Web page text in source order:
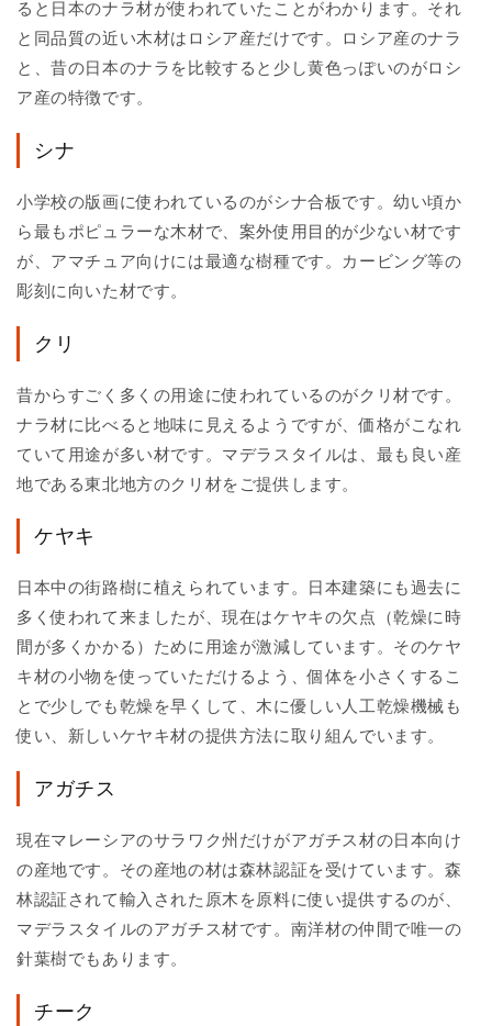
ると日本のナラ材が使われていたことがわかります。それ
と同品質の近い木材はロシア産だけです。ロシア産のナラ
と、昔の日本のナラを比較すると少し黄色っぽいのがロシ
ア産の特徴です。
シナ
小学校の版画に使われているのがシナ合板です。幼い頃か
ら最もポピュラーな木材で、案外使用目的が少ない材です
が、アマチュア向けには最適な樹種です。カービング等の
彫刻に向いた材です。
クリ
昔からすごく多くの用途に使われているのがクリ材です。
ナラ材に比べると地味に見えるようですが、価格がこなれ
ていて用途が多い材です。マデラスタイルは、最も良い産
地である東北地方のクリ材をご提供します。
ケヤキ
日本中の街路樹に植えられています。日本建築にも過去に
多く使われて来ましたが、現在はケヤキの欠点（乾燥に時
間が多くかかる）ために用途が激減しています。そのケヤ
キ材の小物を使っていただけるよう、個体を小さくするこ
とで少しでも乾燥を早くして、木に優しい人工乾燥機械も
使い、新しいケヤキ材の提供方法に取り組んでいます。
アガチス
現在マレーシアのサラワク州だけがアガチス材の日本向け
の産地です。その産地の材は森林認証を受けています。森
林認証されて輸入された原木を原料に使い提供するのが、
マデラスタイルのアガチス材です。南洋材の仲間で唯一の
針葉樹でもあります。
チーク